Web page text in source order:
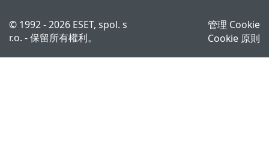
© 1992 - 2026 ESET, spol. s
r.o. - 保留所有權利。
管理 Cookie
Cookie 原則